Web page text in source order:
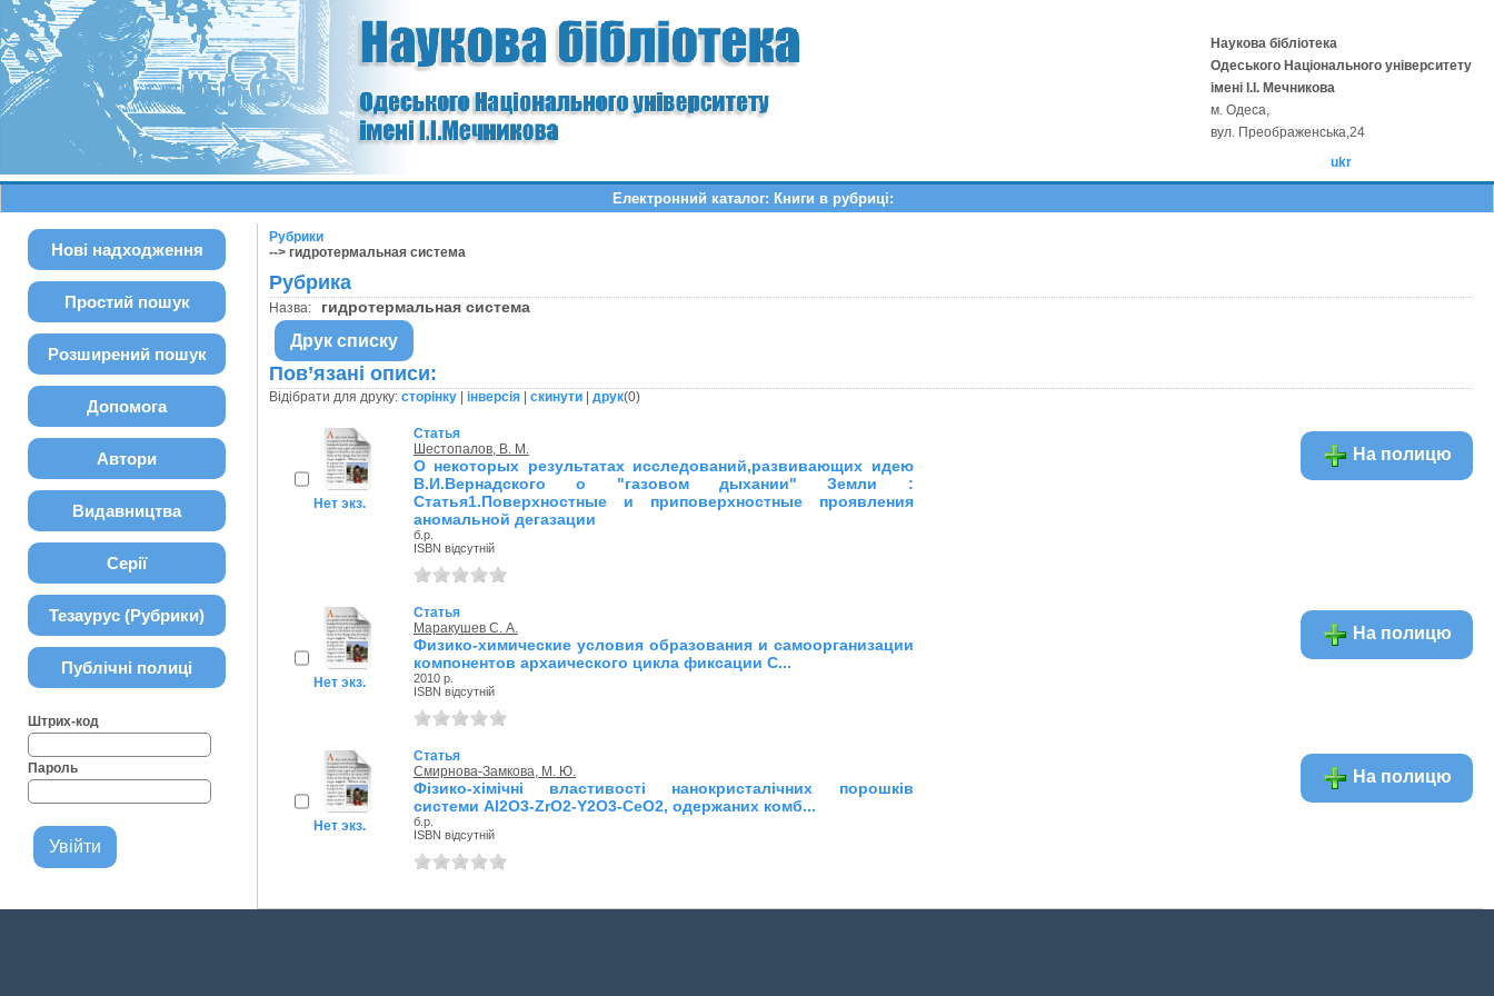
Наукова бібліотека
Одеського Національного університету
імені І.І. Мечникова
м. Одеса,
вул. Преображенська,24
ukr
Електронний каталог: Книги в рубриці:
Нові надходження
Простий пошук
Розширений пошук
Допомога
Автори
Видавництва
Серії
Тезаурус (Рубрики)
Публічні полиці
Штрих-код
Пароль
Рубрики
--> гидротермальная система
Рубрика
Назва: гидротермальная система
Друк списку
Пов’язані описи:
Відібрати для друку: сторінку| інверсія| скинути| друк(0)
Нет экз.
Статья
Шестопалов, В. М.
О некоторых результатах исследований,развивающих идею
В.И.Вернадского о "газовом дыхании" Земли :
Статья1.Поверхностные и приповерхностные проявления
аномальной дегазации
б.р.
ISBN відсутній
На полицю
Нет экз.
Статья
Маракушев С. А.
Физико-химические условия образования и самоорганизации
компонентов архаического цикла фиксации С...
2010 р.
ISBN відсутній
На полицю
Нет экз.
Статья
Смирнова-Замкова, М. Ю.
Фізико-хімічні властивості нанокристалічних порошків
системи Al2O3-ZrO2-Y2O3-CeO2, одержаних комб...
б.р.
ISBN відсутній
На полицю